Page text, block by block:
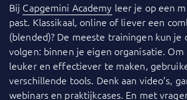
Bij Capgemini Academy leer je op een
past. Klassikaal, online of liever een
(blended)? De meeste trainingen kun je
volgen: binnen je eigen organisatie.
leuker en effectiever te maken,
verschillende tools. Denk aan video’s,
webinars en praktijkcases. En met